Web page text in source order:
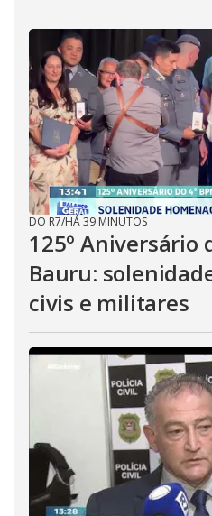
DO R7/HÁ 39 MINUTOS
125º Aniversário
Bauru:
civis e militares